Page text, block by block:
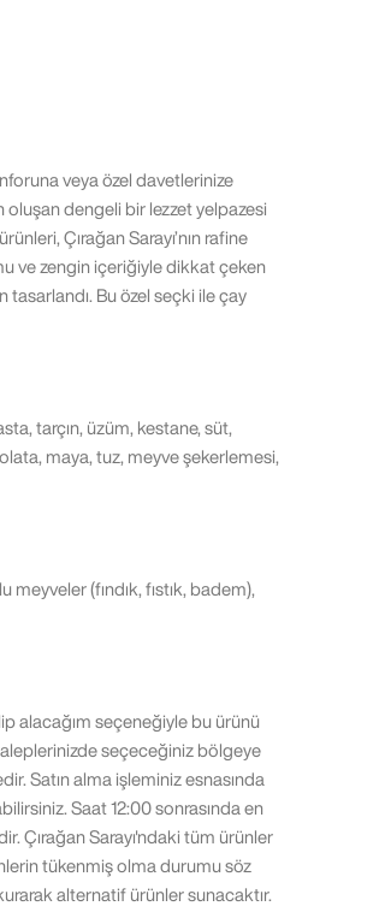
veya özel davetlerinize
oluşan dengeli bir lezzet yelpazesi
Çırağan Sarayı’nın rafine
ve zengin içeriğiyle dikkat çeken
tasarlandı. Bu özel seçki ile çay
tarçın, üzüm, kestane, süt,
maya, tuz, meyve şekerlemesi,
(fındık, fıstık, badem),
alacağım seçeneğiyle bu ürünü
seçeceğiniz bölgeye
Satın alma işleminiz esnasında
Saat 12:00 sonrasında en
Çırağan Sarayı'ndaki tüm ürünler
tükenmiş olma durumu söz
alternatif ürünler sunacaktır.